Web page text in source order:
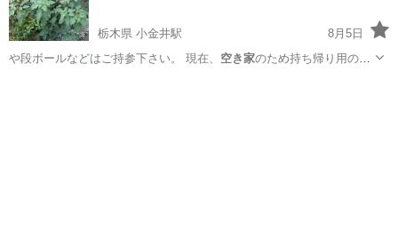
栃木県 小金井駅
8月5日
や段ボールなどはご持参下さい。 現在、 空き家のため持ち帰り用の段